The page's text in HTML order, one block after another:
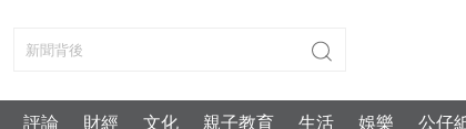
評論 財經 文化 親子教育 生活 娛樂 公仔